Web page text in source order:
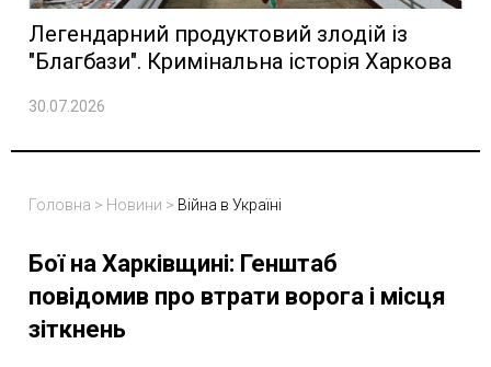
Легендарний продуктовий злодій із
"Благбази". Кримінальна історія Харкова
30.07.2026
Головна > Новини > Війна в Україні
Бої на Харківщині: Генштаб
повідомив про втрати ворога і місця
зіткнень